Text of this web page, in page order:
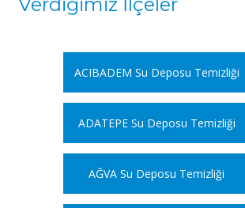
ACIBADEM Su Deposu Temizliği
ADATEPE Su Deposu Temizliği
AĞVA Su Deposu Temizliği